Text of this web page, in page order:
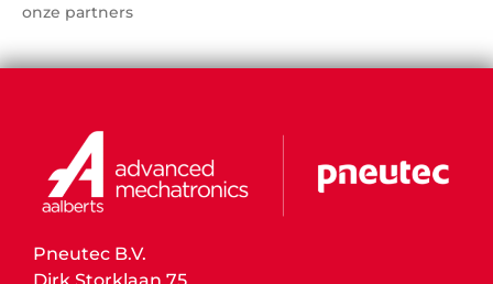
onze partners
Pneutec B.V.
Dirk Storklaan 75